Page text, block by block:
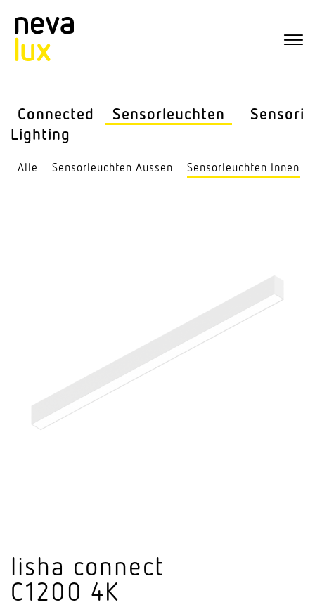
Connected
Lighting
Sensor­leuchten Sensorik
Alle Sensor­leuchten Aussen Sensor­leuchten Innen
lisha connect
C1200 4K